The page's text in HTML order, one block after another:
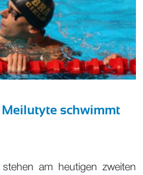
Meilutyte schwimmt
am heutigen zweiten